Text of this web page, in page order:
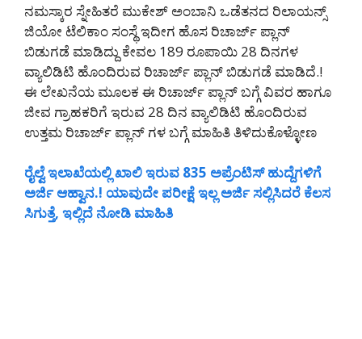
ನಮಸ್ಕಾರ ಸ್ನೇಹಿತರೆ ಮುಕೇಶ್ ಅಂಬಾನಿ ಒಡೆತನದ ರಿಲಾಯನ್ಸ್
ಜಿಯೋ ಟೆಲಿಕಾಂ ಸಂಸ್ಥೆ ಇದೀಗ ಹೊಸ ರಿಚಾರ್ಜ್ ಪ್ಲಾನ್
ಬಿಡುಗಡೆ ಮಾಡಿದ್ದು ಕೇವಲ 189 ರೂಪಾಯಿ 28 ದಿನಗಳ
ವ್ಯಾಲಿಡಿಟಿ ಹೊಂದಿರುವ ರಿಚಾರ್ಜ್ ಪ್ಲಾನ್ ಬಿಡುಗಡೆ ಮಾಡಿದೆ.!
ಈ ಲೇಖನೆಯ ಮೂಲಕ ಈ ರಿಚಾರ್ಜ್ ಪ್ಲಾನ್ ಬಗ್ಗೆ ವಿವರ ಹಾಗೂ
ಜೀವ ಗ್ರಾಹಕರಿಗೆ ಇರುವ 28 ದಿನ ವ್ಯಾಲಿಡಿಟಿ ಹೊಂದಿರುವ
ಉತ್ತಮ ರಿಚಾರ್ಜ್ ಪ್ಲಾನ್ ಗಳ ಬಗ್ಗೆ ಮಾಹಿತಿ ತಿಳಿದುಕೊಳ್ಳೋಣ
ರೈಲ್ವೆ ಇಲಾಖೆಯಲ್ಲಿ ಖಾಲಿ ಇರುವ 835 ಅಪ್ರೆಂಟಿಸ್ ಹುದ್ದೆಗಳಿಗೆ
ಅರ್ಜಿ ಆಹ್ವಾನ.! ಯಾವುದೇ ಪರೀಕ್ಷೆ ಇಲ್ಲ ಅರ್ಜಿ ಸಲ್ಲಿಸಿದರೆ ಕೆಲಸ
ಸಿಗುತ್ತೆ, ಇಲ್ಲಿದೆ ನೋಡಿ ಮಾಹಿತಿ